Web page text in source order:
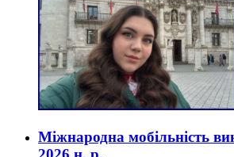
Міжнародна мобільність